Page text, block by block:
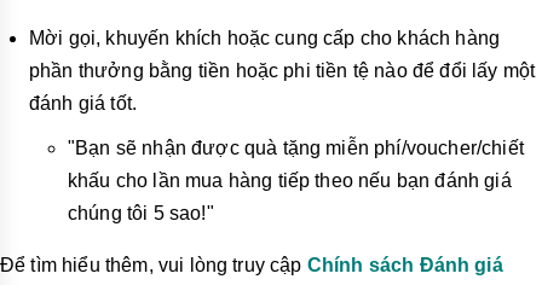
Mời gọi, khuyến khích hoặc cung cấp cho khách hàng
phần thưởng bằng tiền hoặc phi tiền tệ nào để đổi lấy một
đánh giá tốt.
"Bạn sẽ nhận được quà tặng miễn phí/voucher/chiết
khấu cho lần mua hàng tiếp theo nếu bạn đánh giá
chúng tôi 5 sao!"
Để tìm hiểu thêm, vui lòng truy cập Chính sách Đánh giá